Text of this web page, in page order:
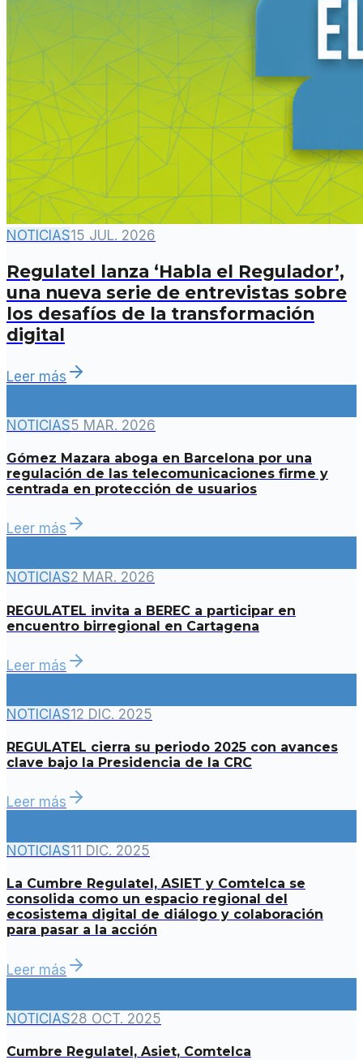
NOTICIAS15 JUL. 2026
Regulatel lanza ‘Habla el Regulador’,
una nueva serie de entrevistas sobre
los desafíos de la transformación
digital
Leer más
NOTICIAS5 MAR. 2026
Gómez Mazara aboga en Barcelona por una
regulación de las telecomunicaciones firme y
centrada en protección de usuarios
Leer más
NOTICIAS2 MAR. 2026
REGULATEL invita a BEREC a participar en
encuentro birregional en Cartagena
Leer más
NOTICIAS12 DIC. 2025
REGULATEL cierra su periodo 2025 con avances
clave bajo la Presidencia de la CRC
Leer más
NOTICIAS11 DIC. 2025
La Cumbre Regulatel, ASIET y Comtelca se
consolida como un espacio regional del
ecosistema digital de diálogo y colaboración
para pasar a la acción
Leer más
NOTICIAS28 OCT. 2025
Cumbre Regulatel, Asiet, Comtelca